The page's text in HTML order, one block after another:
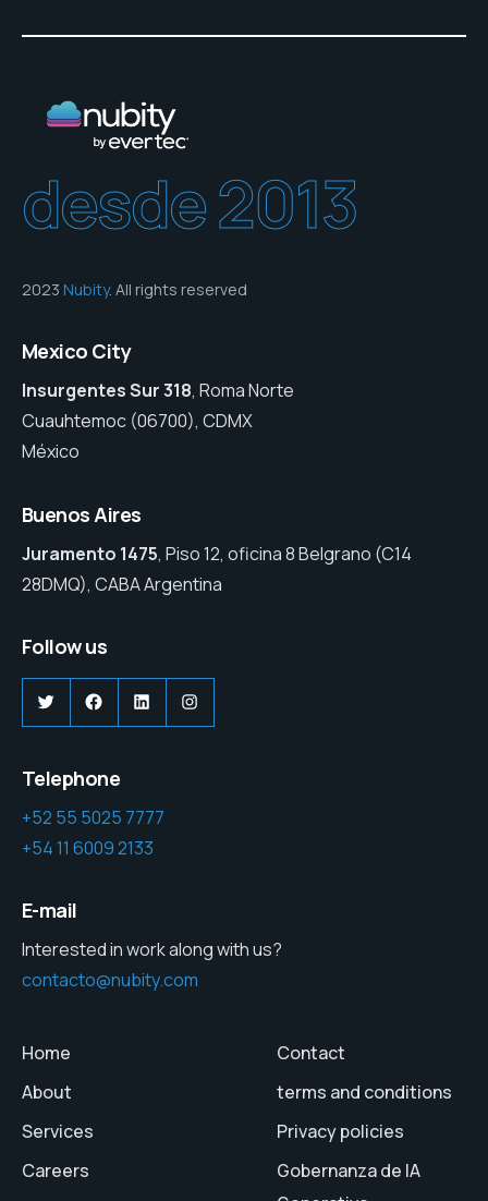
desde 2013
2023 Nubity. All rights reserved
Mexico City
Insurgentes Sur 318, Roma Norte
Cuauhtemoc (06700), CDMX
México
Buenos Aires
Juramento 1475, Piso 12, oficina 8 Belgrano (C14
28DMQ), CABA Argentina
Follow us
TwitterFacebook
LinkedInInstagram
Telephone
+52 55 5025 7777
+54 11 6009 2133
E-mail
Interested in work along with us?
contacto@nubity.com
Home
About
Services
Careers
Contact
terms and conditions
Privacy policies
Gobernanza de IA